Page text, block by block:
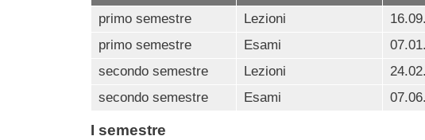
primo semestre
Lezioni
primo semestre
Esami
secondo semestre
Lezioni
secondo semestre
Esami
I semestre